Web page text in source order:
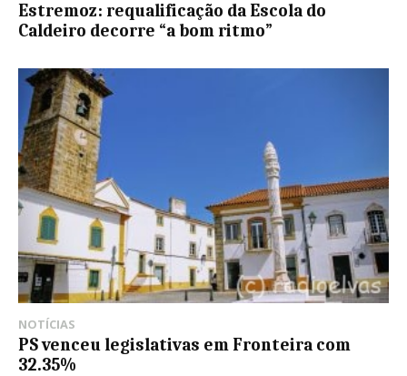
Estremoz: requalificação da Escola do
Caldeiro decorre “a bom ritmo”
NOTÍCIAS
PS venceu legislativas em Fronteira com
32.35%